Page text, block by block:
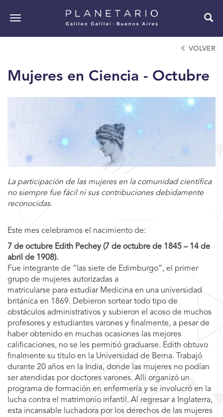
principalnavigation
Mujeres en Ciencia - Octubre
VOLVER
La participación de las mujeres en la comunidad científica
no siempre fue fácil ni sus contribuciones debidamente
reconocidas.
Este mes celebramos el nacimiento de:
7 de octubre Edith Pechey (7 de octubre de 1845 – 14 de
abril de 1908).
Fue integrante de “las siete de Edimburgo”, el primer
grupo de mujeres autorizadas a
matricularse para estudiar Medicina en una universidad
británica en 1869. Debieron sortear todo tipo de
obstáculos administrativos y subieron el acoso de muchos
profesores y estudiantes varones y finalmente, a pesar de
haber obtenido en muchas ocasiones las mejores
calificaciones, no se les permitió graduarse. Edith obtuvo
finalmente su título en la Universidad de Berna. Trabajó
durante 20 años en la India, donde las mujeres no podían
ser atendidas por doctores varones. Allí organizó un
programa de formación en enfermería y se involucró en la
lucha contra el matrimonio infantil. Al regresar a Inglaterra,
esta incansable luchadora por los derechos de las mujeres